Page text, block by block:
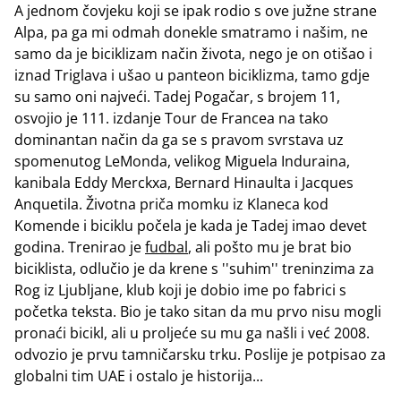
A jednom čovjeku koji se ipak rodio s ove južne strane
Alpa, pa ga mi odmah donekle smatramo i našim, ne
samo da je biciklizam način života, nego je on otišao i
iznad Triglava i ušao u panteon biciklizma, tamo gdje
su samo oni najveći. Tadej Pogačar, s brojem 11,
osvojio je 111. izdanje Tour de Francea na tako
dominantan način da ga se s pravom svrstava uz
spomenutog LeMonda, velikog Miguela Induraina,
kanibala Eddy Merckxa, Bernard Hinaulta i Jacques
Anquetila. Životna priča momku iz Klaneca kod
Komende i biciklu počela je kada je Tadej imao devet
godina. Trenirao jefudbal, ali pošto mu je brat bio
biciklista, odlučio je da krene s ''suhim'' treninzima za
Rog iz Ljubljane, klub koji je dobio ime po fabrici s
početka teksta. Bio je tako sitan da mu prvo nisu mogli
pronaći bicikl, ali u proljeće su mu ga našli i već 2008.
odvozio je prvu tamničarsku trku. Poslije je potpisao za
globalni tim UAE i ostalo je historija...